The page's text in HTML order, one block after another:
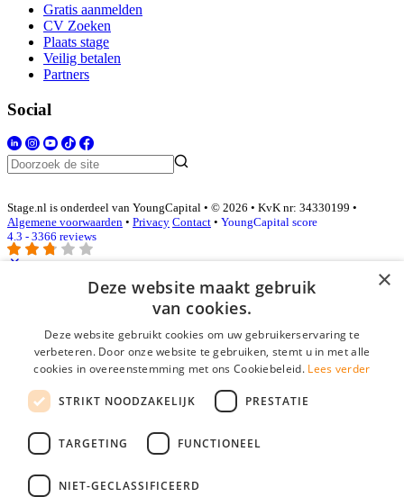
Gratis aanmelden
CV Zoeken
Plaats stage
Veilig betalen
Partners
Social
Stage.nl is onderdeel van YoungCapital • © 2026 • KvK nr: 34330199 •
Algemene voorwaarden • Privacy Contact • YoungCapital score
4.3 - 3366 reviews
Inloggen als bedrijf
E-mail*
Wachtwoord
login gegevens onthouden
login
Bedrijf aanmelden
×
Deze website maakt gebruik
van cookies.
Deze website gebruikt cookies om uw gebruikerservaring te
verbeteren. Door onze website te gebruiken, stemt u in met alle
cookies in overeenstemming met ons Cookiebeleid. Lees verder
STRIKT NOODZAKELIJK PRESTATIE
TARGETING FUNCTIONEEL
NIET-GECLASSIFICEERD